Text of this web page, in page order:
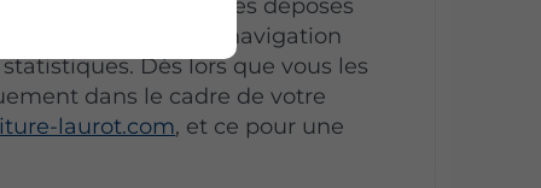
internet. Les cookies déposés
de l’expérience de navigation
Dès lors que vous les
dans le cadre de votre
laurot.com, et ce pour une